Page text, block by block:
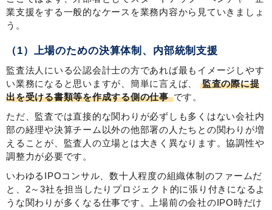
業支援をする一般的なケースを業務内容から見ていきましょ
う。
（1）上場のための決算体制、内部統制支援
監査法人にいる公認会計士の方であれば最もイメージしやす
い業務になると思いますが、簡単に言えば、
監査の際に提
出を受ける書類等を作成する側の仕事です。
ただ、監査では直接的な関わりが必ずしも多くはない会社内
部の経理や決算チーム以外の他部署の人たちとの関わりが増
えることが、監査人の立場とは大きく異なります。協調性や
調整力が必要です。
いわゆるIPOコンサル、数十人程度の組織体制のファームだ
と、2～3社を担当したりプロジェクト的に張り付きになるよ
うな関わりが多くなる仕事です。上場前の会社のIPO時だけ